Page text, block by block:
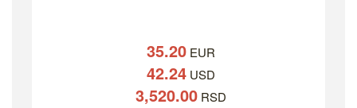
35.20EUR
42.24USD
3,520.00RSD